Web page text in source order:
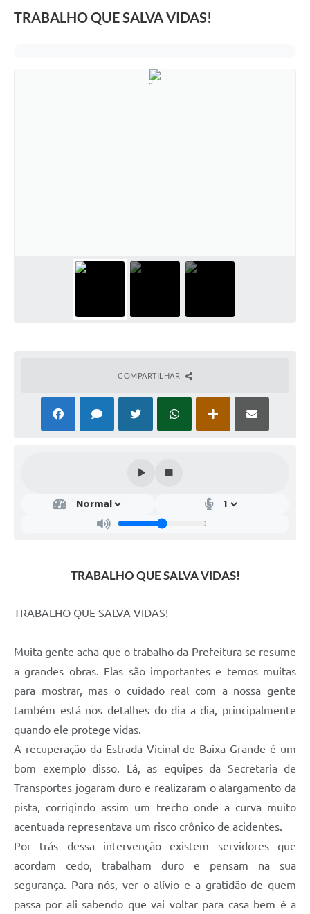
TRABALHO QUE SALVA VIDAS!
COMPARTILHAR
TRABALHO QUE SALVA VIDAS!
TRABALHO QUE SALVA VIDAS!
Muita gente acha que o trabalho da Prefeitura se resume
a grandes obras. Elas são importantes e temos muitas
para mostrar, mas o cuidado real com a nossa gente
também está nos detalhes do dia a dia, principalmente
quando ele protege vidas.
A recuperação da Estrada Vicinal de Baixa Grande é um
bom exemplo disso. Lá, as equipes da Secretaria de
Transportes jogaram duro e realizaram o alargamento da
pista, corrigindo assim um trecho onde a curva muito
acentuada representava um risco crônico de acidentes.
Por trás dessa intervenção existem servidores que
acordam cedo, trabalham duro e pensam na sua
segurança. Para nós, ver o alívio e a gratidão de quem
passa por ali sabendo que vai voltar para casa bem é a